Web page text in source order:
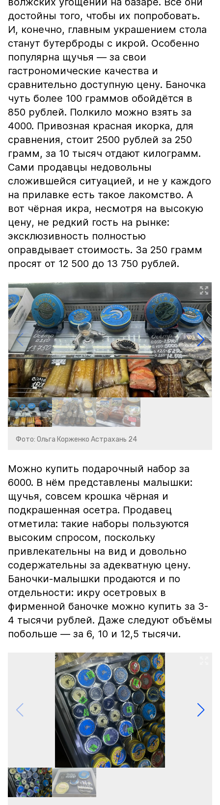
достойны того, чтобы их попробовать.
И, конечно, главным украшением стола
станут бутерброды с икрой. Особенно
популярна щучья — за свои
гастрономические качества и
сравнительно доступную цену. Баночка
чуть более 100 граммов обойдётся в
850 рублей. Полкило можно взять за
4000. Привозная красная икорка, для
сравнения, стоит 2500 рублей за 250
грамм, за 10 тысяч отдают килограмм.
Сами продавцы недовольны
сложившейся ситуацией, и не у каждого
на прилавке есть такое лакомство. А
вот чёрная икра, несмотря на высокую
цену, не редкий гость на рынке:
эксклюзивность полностью
оправдывает стоимость. За 250 грамм
просят от 12 500 до 13 750 рублей.
Фото: Ольга Корженко Астрахань 24
Можно купить подарочный набор за
6000. В нём представлены малышки:
щучья, совсем крошка чёрная и
подкрашенная осетра. Продавец
отметила: такие наборы пользуются
высоким спросом, поскольку
привлекательны на вид и довольно
содержательны за адекватную цену.
Баночки-малышки продаются и по
отдельности: икру осетровых в
фирменной баночке можно купить за 3-
4 тысячи рублей. Даже следуют объёмы
побольше — за 6, 10 и 12,5 тысячи.